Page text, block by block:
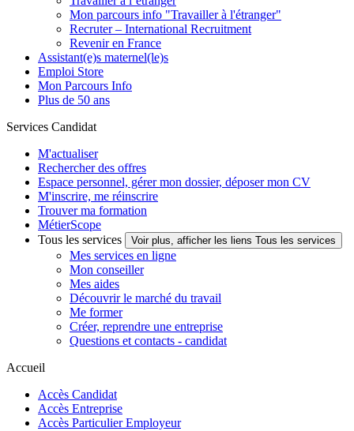
Mon parcours info "Travailler à l'étranger"
Recruter – International Recruitment
Revenir en France
Assistant(e)s maternel(le)s
Emploi Store
Mon Parcours Info
Plus de 50 ans
Services Candidat
M'actualiser
Rechercher des offres
Espace personnel, gérer mon dossier, déposer mon CV
M'inscrire, me réinscrire
Trouver ma formation
MétierScope
Tous les services
Voir plus, afficher les liens Tous les services
Mes services en ligne
Mon conseiller
Mes aides
Découvrir le marché du travail
Me former
Créer, reprendre une entreprise
Questions et contacts - candidat
Accueil
Accès Candidat
Accès Entreprise
Accès Particulier Employeur